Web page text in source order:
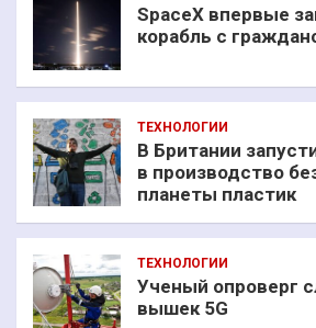
SpaceX впервые
корабль с
ТЕХНОЛОГИИ
В Британии
в производство
планеты пластик
ТЕХНОЛОГИИ
Ученый опроверг
вышек 5G